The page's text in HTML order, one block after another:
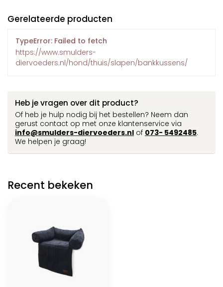
Gerelateerde producten
TypeError: Failed to fetch
https://www.smulders-
diervoeders.nl/hond/thuis/slapen/bankkussens/
Heb je vragen over dit product?
Of heb je hulp nodig bij het bestellen? Neem dan
gerust contact op met onze klantenservice via
info@smulders-diervoeders.nl of 073- 5492485.
We helpen je graag!
Recent bekeken